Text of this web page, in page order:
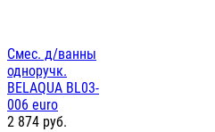
Смес. д/ванны
одноручк.
BELAQUA BL03-
006 euro
2 874 руб.